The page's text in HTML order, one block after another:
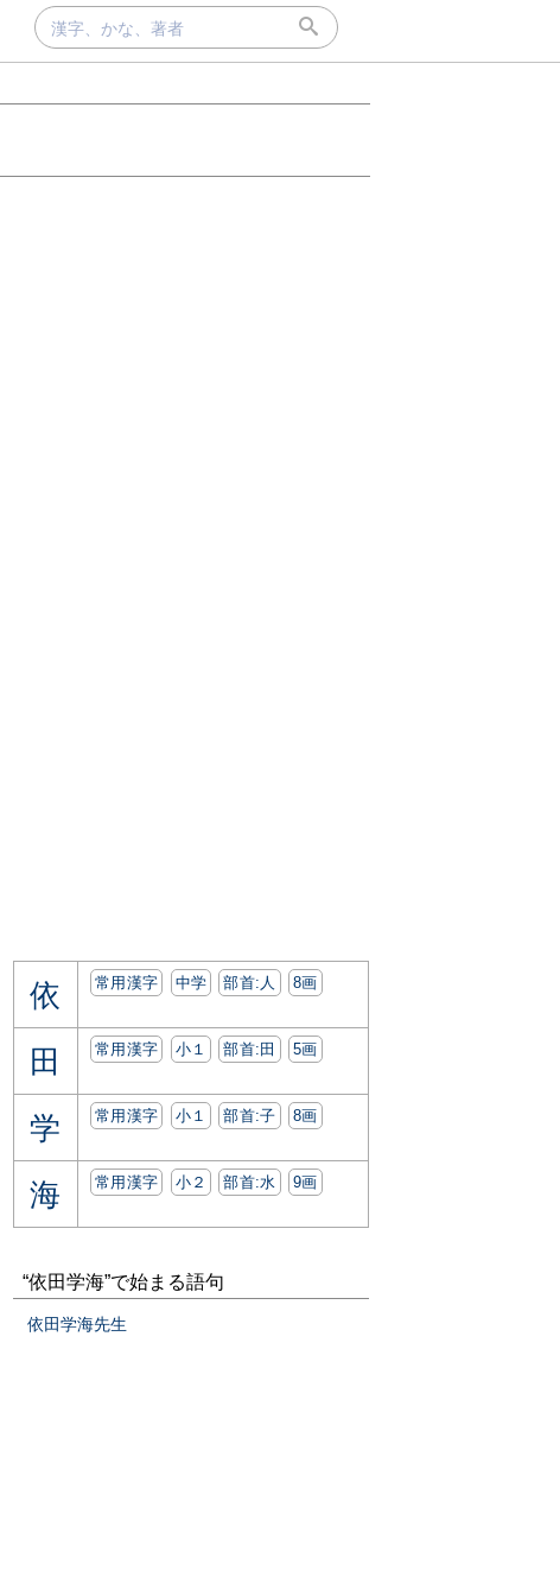
依 常用漢字 中学 部首:⼈ 8画
田 常用漢字 小１ 部首:⽥ 5画
学 常用漢字 小１ 部首:⼦ 8画
海 常用漢字 小２ 部首:⽔ 9画
“依田学海”で始まる語句
依田学海先生